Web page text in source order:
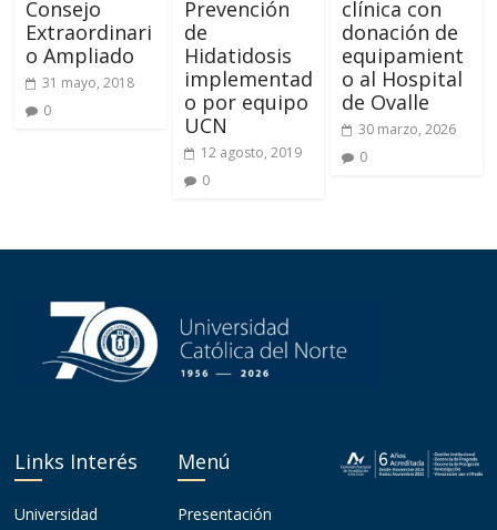
Consejo
Extraordinari
o Ampliado
31 mayo, 2018
0
Prevención
de
Hidatidosis
implementad
o por equipo
UCN
12 agosto, 2019
0
clínica con
donación de
equipamient
o al Hospital
de Ovalle
30 marzo, 2026
0
Links Interés
Universidad
Menú
Presentación